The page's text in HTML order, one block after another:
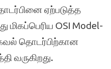
ஏற்படுத்த
மிகப்பெரிய OSI Model-
தொடர்பிற்கான
வருகிறது.